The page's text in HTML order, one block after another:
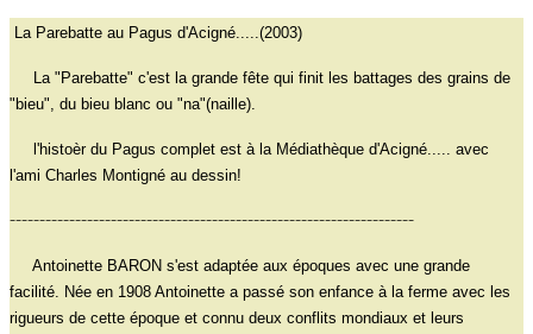
La Parebatte au Pagus d'Acigné.....(2003)
La "Parebatte" c'est la grande fête qui finit les battages des grains de
"bieu", du bieu blanc ou "na"(naille).
l'histoèr du Pagus complet est à la Médiathèque d'Acigné..... avec
l'ami Charles Montigné au dessin!
--------------------------------------------------------------------
Antoinette BARON s'est adaptée aux époques avec une grande
facilité. Née en 1908 Antoinette a passé son enfance à la ferme avec les
rigueurs de cette époque et connu deux conflits mondiaux et leurs